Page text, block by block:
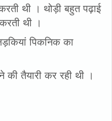
थी । थोड़ी बहुत पढ़ाई
थी ।
पिकनिक का
तैयारी कर रही थी ।